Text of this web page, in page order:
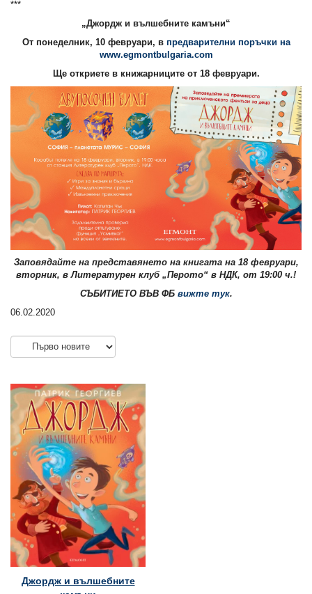
***
„Джордж и вълшебните камъни“
От понеделник, 10 февруари, в предварителни поръчки на
www.egmontbulgaria.com
Ще откриете в книжарниците от 18 февруари.
Заповядайте на представянето на книгата на 18 февруари,
вторник, в Литературен клуб „Перото“ в НДК, от 19:00 ч.!
СЪБИТИЕТО ВЪВ ФБ вижте тук.
06.02.2020
Джордж и вълшебните